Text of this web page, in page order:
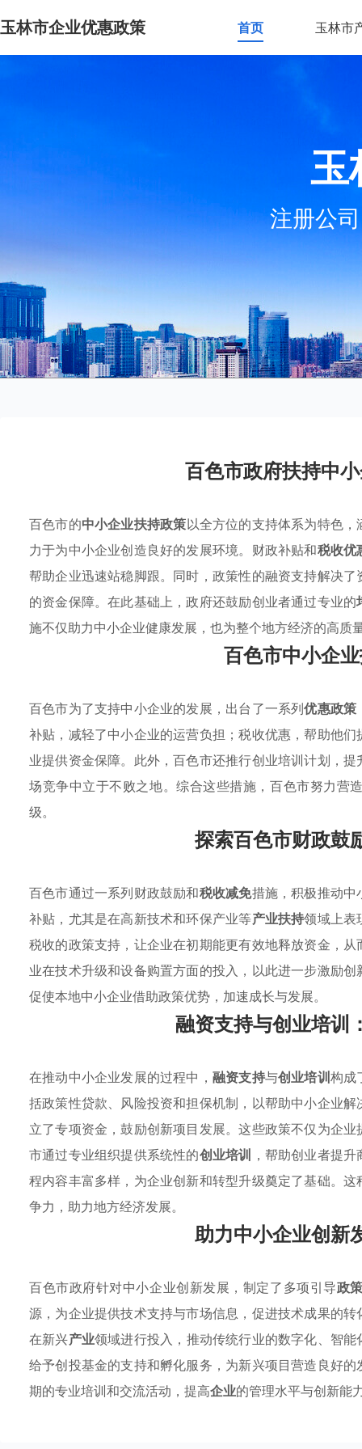
玉林市企业优惠政策 首页 玉林市
玉
注册公
百色市政府扶持中
百色市的中小企业扶持政策以全方位的支持体系为特色
力于为中小企业创造良好的发展环境。财政补贴和税收优
帮助企业迅速站稳脚跟。同时，政策性的融资支持解决
的资金保障。在此基础上，政府还鼓励创业者通过专业的
施不仅助力中小企业健康发展，也为整个地方经济的高质
百色市中小企
百色市为了支持中小企业的发展，出台了一系列优惠政策
补贴，减轻了中小企业的运营负担；税收优惠，帮助他
业提供资金保障。此外，百色市还推行创业培训计划，
场竞争中立于不败之地。综合这些措施，百色市努力营
级。
探索百色市财政鼓
百色市通过一系列财政鼓励和税收减免措施，积极推动中
补贴，尤其是在高新技术和环保产业等产业扶持领域上表
税收的政策支持，让企业在初期能更有效地释放资金，
业在技术升级和设备购置方面的投入，以此进一步激励
促使本地中小企业借助政策优势，加速成长与发展。
融资支持与创业培训
在推动中小企业发展的过程中， 融资支持与创业培训构成
括政策性贷款、风险投资和担保机制，以帮助中小企业
立了专项资金，鼓励创新项目发展。这些政策不仅为企
市通过专业组织提供系统性的创业培训 ，帮助创业者提
程内容丰富多样，为企业创新和转型升级奠定了基础。
争力，助力地方经济发展。
助力中小企业创新
百色市政府针对中小企业创新发展，制定了多项引导政
源，为企业提供技术支持与市场信息，促进技术成果的
在新兴产业领域进行投入，推动传统行业的数字化、智
给予创投基金的支持和孵化服务，为新兴项目营造良好
期的专业培训和交流活动，提高企业的管理水平与创新能